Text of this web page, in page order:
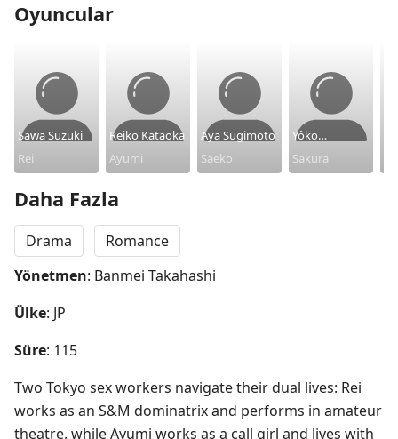
Oyuncular
Sawa Suzuki
Rei
Reiko Kataoka
Ayumi
Aya Sugimoto
Saeko
Yôko
Nakajima
Sakura
Daha Fazla
Drama
Romance
Yönetmen: Banmei Takahashi
Ülke: JP
Süre: 115
Two Tokyo sex workers navigate their dual lives: Rei
works as an S&M dominatrix and performs in amateur
theatre, while Ayumi works as a call girl and lives with